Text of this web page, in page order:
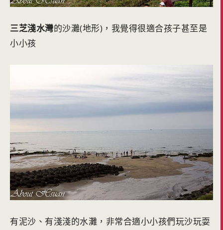
三芝淺水灣的沙灘(地形)，我覺得很適合孩子甚至是
小小孩
有泥沙、有淺淺的水灘，非常合適小小孩們玩沙玩耍